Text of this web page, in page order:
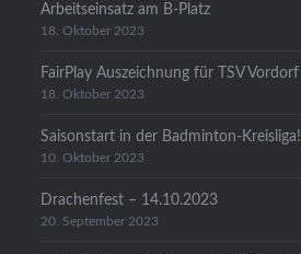
Arbeitseinsatz am B-Platz
18. Oktober 2023
FairPlay Auszeichnung für TSV Vordorf
18. Oktober 2023
Saisonstart in der Badminton-Kreisliga!
10. Oktober 2023
Drachenfest – 14.10.2023
20. September 2023